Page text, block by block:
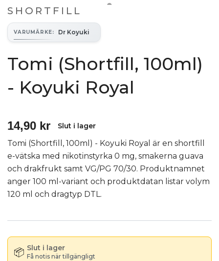
SHORTFILL
VARUMÄRKE: Dr Koyuki
Tomi (Shortfill, 100ml)
- Koyuki Royal
14,90 kr Slut i lager
Tomi (Shortfill, 100ml) - Koyuki Royal är en shortfill
e-vätska med nikotinstyrka 0 mg, smakerna guava
och drakfrukt samt VG/PG 70/30. Produktnamnet
anger 100 ml-variant och produktdatan listar volym
120 ml och dragtyp DTL.
📦 Slut i lager
Få notis när tillgängligt